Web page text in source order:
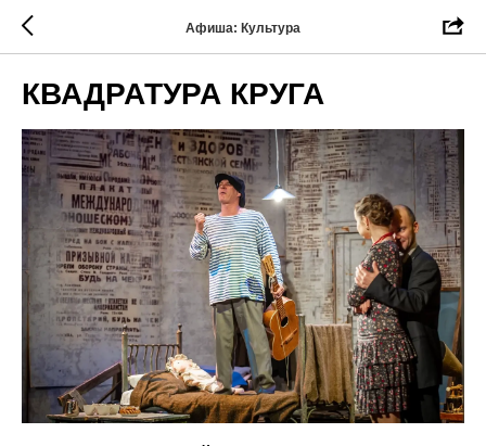
Афиша: Культура
КВАДРАТУРА КРУГА